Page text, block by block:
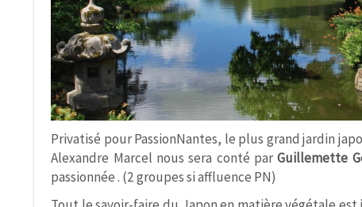
Privatisé pour PassionNantes, le plus grand jardin
Alexandre Marcel nous sera conté parGuillemette
passionnée . (2 groupes si affluence PN)